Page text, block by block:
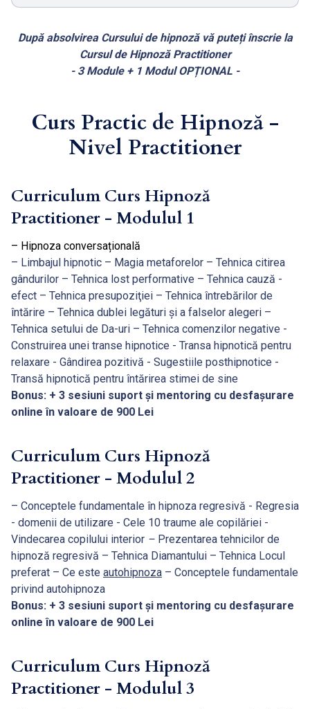
După absolvirea Cursului de hipnoză vă puteți înscrie la
Cursul de Hipnoză Practitioner
- 3 Module + 1 Modul OPȚIONAL -
Curs Practic de Hipnoză -
Nivel Practitioner
Curriculum Curs Hipnoză
Practitioner - Modulul 1
– Hipnoza conversațională
– Limbajul hipnotic – Magia metaforelor – Tehnica citirea
gândurilor – Tehnica lost performative – Tehnica cauză -
efect – Tehnica presupoziţiei – Tehnica întrebărilor de
întărire – Tehnica dublei legături și a falselor alegeri –
Tehnica setului de Da-uri – Tehnica comenzilor negative -
Construirea unei transe hipnotice - Transa hipnotică pentru
relaxare - Gândirea pozitivă - Sugestiile posthipnotice -
Transă hipnotică pentru întărirea stimei de sine
Bonus: + 3 sesiuni suport și mentoring cu desfașurare
online în valoare de 900 Lei
Curriculum Curs Hipnoză
Practitioner - Modulul 2
– Conceptele fundamentale în hipnoza regresivă - Regresia
- domenii de utilizare - Cele 10 traume ale copilăriei -
Vindecarea copilului interior – Prezentarea tehnicilor de
hipnoză regresivă – Tehnica Diamantului – Tehnica Locul
preferat – Ce este autohipnoza – Conceptele fundamentale
privind autohipnoza
Bonus: + 3 sesiuni suport și mentoring cu desfașurare
online în valoare de 900 Lei
Curriculum Curs Hipnoză
Practitioner - Modulul 3